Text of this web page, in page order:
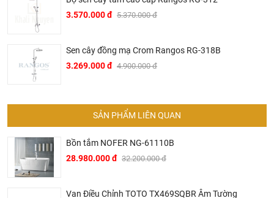
thống khách sạn hạng sang của Intercontinetal, Conrad
Hilton, Sheraton, Le Méri­di­en, Marriott hay trên các hạm
thuyền du lịch siêu sang của AI­DA Crui­se Ship.
▶ Tại Việt Nam, Bravat mặc dù là thương hiệu mới mẻ
nhưng đã ngay lập tức được thị trường đón nhận mạnh mẽ.
Nhiều khách sạn hạng sang tại thủ phủ du lịch miền Trung
nhiều tên tuổi lớn trong ngành du lịch khách sạn Việt Nam
như khách sạn Melia, Accor, Anantara, Sheraton, Fusion
Suites, Cocobay, Alacarte,…
▶ Không chỉ hiện diện trong các khách sạn khu nghỉ dưỡng
hạng sang, Bravat còn được chủ đầu tư các dự án chung
cư cao cấp sử dụng trong các căn hộ như một trong những
3.570.000 đ 5.370.000 đ
Sen cây đồng mạ Crom Rangos RG-318B
3.269.000 đ 4.900.000 đ
SẢN PHẨM LIÊN QUAN
Bồn tắm NOFER NG-61110B
28.980.000 đ 32.200.000 đ
Van Điều Chỉnh TOTO TX469SQBR Âm Tường